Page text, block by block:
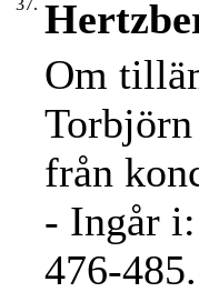
37.
Om
från
- Ingår
476-485.